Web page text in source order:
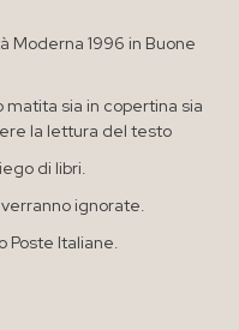
Moderna 1996 in Buone
matita sia in copertina sia
la lettura del testo
di libri.
ignorate.
Italiane.